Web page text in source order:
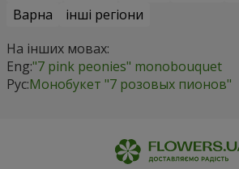
Варна
інші регіони
На інших мовах:
Eng:"7 pink peonies" monobouquet
Рус:Монобукет "7 розовых пионов"